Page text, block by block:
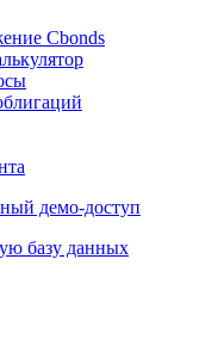
Cbonds
базу данных